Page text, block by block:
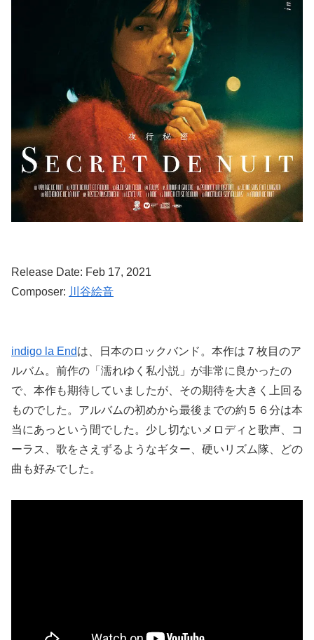
Release Date: Feb 17, 2021
Composer: 川谷絵音
indigo la Endは、日本のロックバンド。本作は７枚目のア
ルバム。前作の「濡れゆく私小説」が非常に良かったの
で、本作も期待していましたが、その期待を大きく上回る
ものでした。アルバムの初めから最後までの約５６分は本
当にあっという間でした。少し切ないメロディと歌声、コ
ーラス、歌をさえずるようなギター、硬いリズム隊、どの
曲も好みでした。